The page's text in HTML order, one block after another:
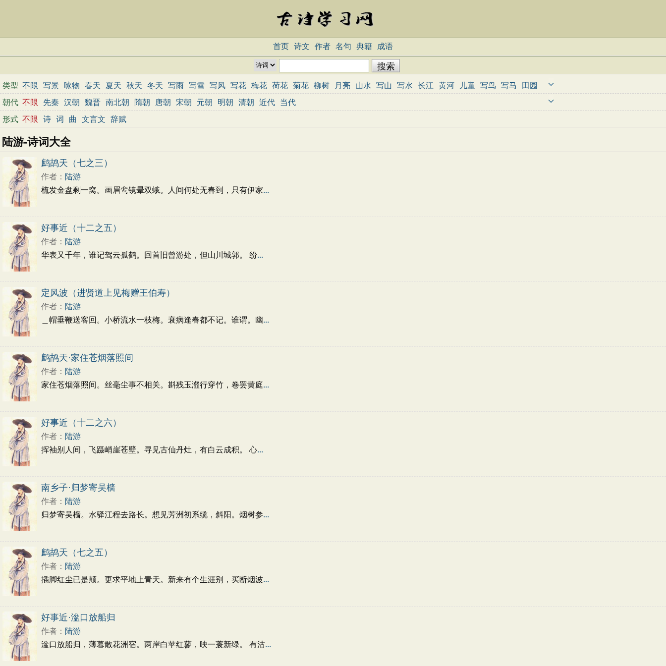
首页 诗文 作者 名句 典籍 成语
类型 不限 写景 咏物 春天 夏天 秋天 冬天 写雨 写雪 写风 写花 梅花 荷花 菊花 柳树 月亮 山水 写山 写水 长江 黄河 儿童 写鸟 写马
田园
边塞
地名 抒情 爱国 离别 送别 思乡 思念 爱情 励志 哲理 闺怨 悼亡 写人
春节 元宵节 寒食节 清明节 端午节 七夕节 中秋节 重阳节 忧国忧民 咏史怀古 宋词精选 小学古诗 初中古诗 高中古诗 古文观止
辞赋精选
小学文言文 初中文言文 高中文言文 古诗十九首 唐诗三百首 古诗三百首 宋词三百首
朝代 不限 先秦 汉朝 魏晋 南北朝 隋朝 唐朝 宋朝 元朝 明朝 清朝 近代
当代
形式 不限 诗 词 曲 文言文 辞赋
陆游-诗词大全
鹧鸪天（七之三）
作者： 陆游
梳发金盘剩一窝。画眉鸾镜晕双蛾。人间何处无春到，只有伊家...
好事近（十二之五）
作者： 陆游
华表又千年，谁记驾云孤鹤。回首旧曾游处，但山川城郭。 纷...
定风波（进贤道上见梅赠王伯寿）
作者： 陆游
＿帽垂鞭送客回。小桥流水一枝梅。衰病逢春都不记。谁谓。幽...
鹧鸪天·家住苍烟落照间
作者： 陆游
家住苍烟落照间。丝毫尘事不相关。斟残玉瀣行穿竹，卷罢黄庭...
好事近（十二之六）
作者： 陆游
挥袖别人间，飞蹑峭崖苍壁。寻见古仙丹灶，有白云成积。 心...
南乡子·归梦寄吴樯
作者： 陆游
归梦寄吴樯。水驿江程去路长。想见芳洲初系缆，斜阳。烟树参...
鹧鸪天（七之五）
作者： 陆游
插脚红尘已是颠。更求平地上青天。新来有个生涯别，买断烟波...
好事近·湓口放船归
作者： 陆游
湓口放船归，薄暮散花洲宿。两岸白苹红蓼，映一蓑新绿。 有沽...